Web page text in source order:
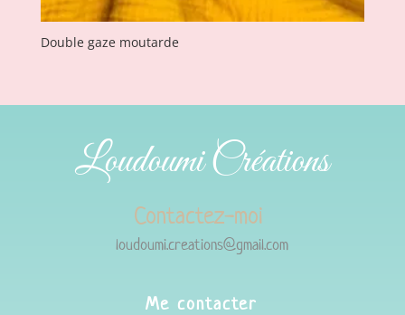
Double gaze moutarde
Loudoumi Créations
Contactez-moi
loudoumi.creations@gmail.com
Me contacter